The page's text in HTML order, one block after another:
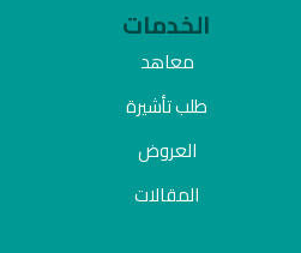
الخدمات
معاهد
طلب تأشيرة
العروض
المقالات